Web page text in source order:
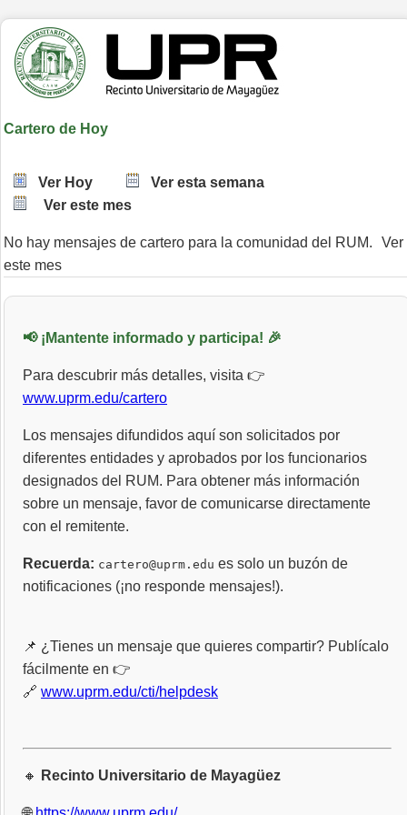
Cartero de Hoy
Ver Hoy
Ver esta semana
Ver este mes
No hay mensajes de cartero para la comunidad del RUM.
Ver
este mes
📢 ¡Mantente informado y participa! 🎉
Para descubrir más detalles, visita 👉
www.uprm.edu/cartero
Los mensajes difundidos aquí son solicitados por
diferentes entidades y aprobados por los funcionarios
designados del RUM. Para obtener más información
sobre un mensaje, favor de comunicarse directamente
con el remitente.
Recuerda: cartero@uprm.edu es solo un buzón de
notificaciones (¡no responde mensajes!).
📌 ¿Tienes un mensaje que quieres compartir? Publícalo
fácilmente en 👉
🔗 www.uprm.edu/cti/helpdesk
🔸 Recinto Universitario de Mayagüez